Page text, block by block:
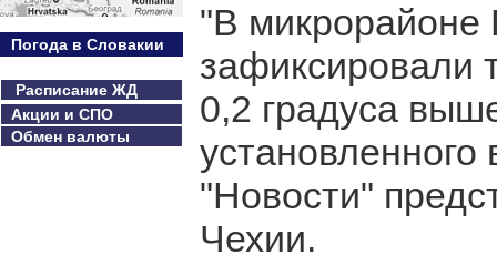
Погода в Словакии
Расписание ЖД
Акции и СПО
Обмен валюты
"В микрорайоне
зафиксировали
0,2 градуса
"Новости"
Чехии.